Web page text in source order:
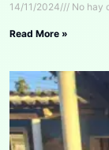
14/11/2024 No hay
Read More »